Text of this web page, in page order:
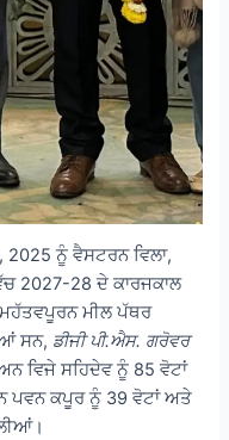
ਨੂੰ ਵੈਸਟਰਨ ਵਿਲਾ,
2027-28 ਦੇ ਕਾਰਜਕਾਲ
ਮੀਲ ਪੱਥਰ
ਸਨ, ਡੀਜੀ ਪੀ.ਐਸ. ਗਰੋਵਰ
ਵਿਜੇ ਸਹਿਦੇਵ ਨੂੰ 85 ਵੋਟਾਂ
ਪਵਨ ਕਪੂਰ ਨੂੰ 39 ਵੋਟਾਂ ਅਤੇ